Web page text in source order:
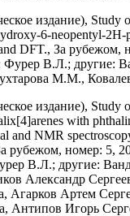
издание), Study
6-neopentyl-2H-
DFT., За рубежом,
Фурер В.Л.; другие:
М.М.,
издание), Study
with
and NMR
рубежом, номер: 5,
В.Л.; другие:
Александр
Артем
Антипов Игорь